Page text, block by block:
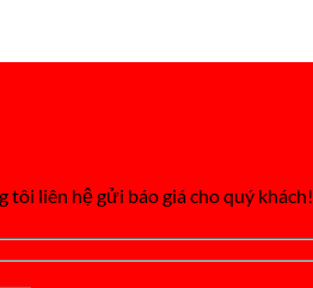
liên hệ gửi báo giá cho quý khách!